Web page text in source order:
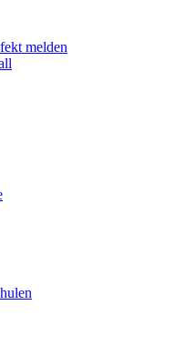
melden